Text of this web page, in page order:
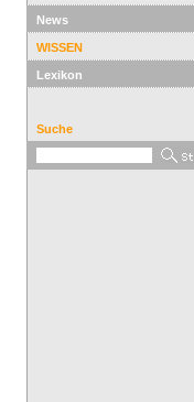
News
WISSEN
Lexikon
Suche